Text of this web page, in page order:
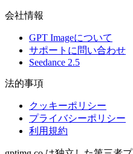
会社情報
GPT Imageについて
サポートに問い合わせ
Seedance 2.5
法的事項
クッキーポリシー
プライバシーポリシー
利用規約